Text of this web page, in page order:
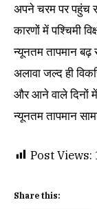
अपने चरम पर पहुंच
कारणों में पश्चिमी
न्यूनतम तापमान
अलावा जल्द ही
और आने वाले दिनों में
न्यूनतम तापमान
Post Views:
Share this: